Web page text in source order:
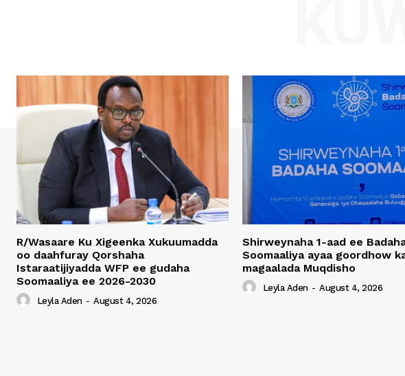
R/Wasaare Ku Xigeenka Xukuumadda
oo daahfuray Qorshaha
Istaraatijiyadda WFP ee gudaha
Soomaaliya ee 2026-2030
Leyla Aden - August 4, 2026
Shirweynaha 1-aad ee
Soomaaliya ayaa goordhow
magaalada Muqdisho
Leyla Aden - August 4, 2026